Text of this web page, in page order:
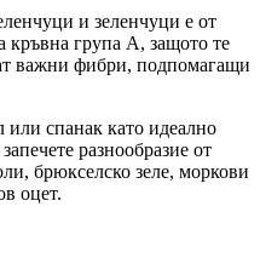
и зеленчуци е от
кръвна група А, защото те
важни фибри, подпомагащи
или спанак като идеално
разнообразие от
брюкселско зеле, моркови
оцет.